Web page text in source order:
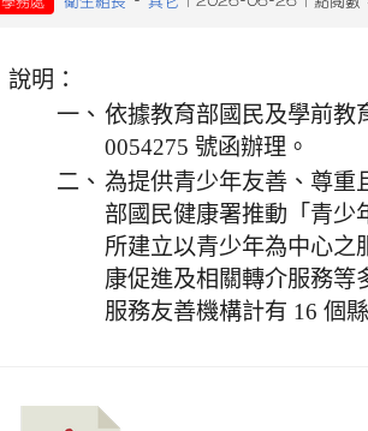
說明：
一、 依據教育部國民及學前教
0054275 號函辦理。
二、 為提供青少年友善、尊重
部國民健康署推動「青少
所建立以青少年為中心之
康促進及相關轉介服務等
服務友善機構計有 16 個